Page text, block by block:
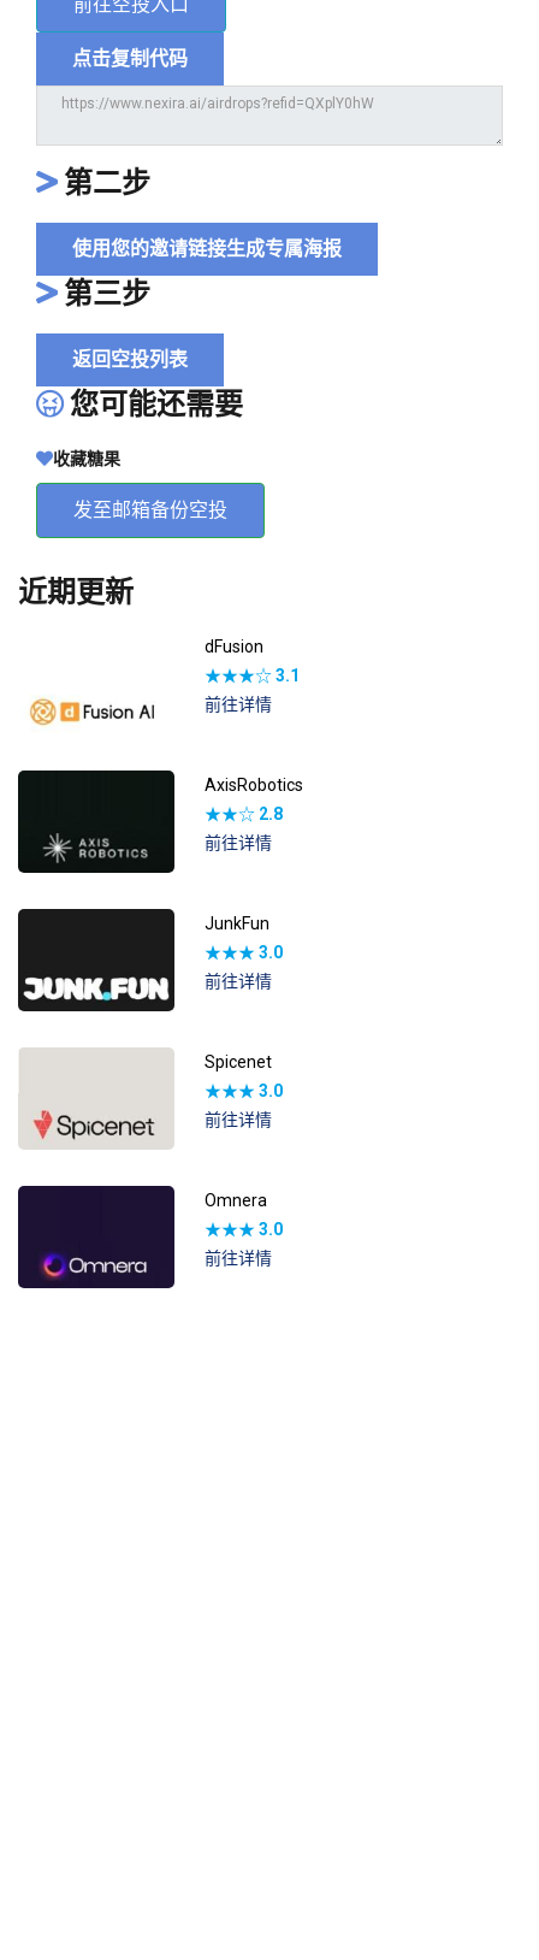
点击复制代码
第二步
使用您的邀请链接生成专属海报
第三步
返回空投列表
您可能还需要
收藏糖果
发至邮箱备份空投
近期更新
dFusion
★★★☆3.1
前往详情
AxisRobotics
★★☆ 2.8
前往详情
JunkFun
★★★3.0
前往详情
Spicenet
★★★3.0
前往详情
Omnera
★★★3.0
前往详情